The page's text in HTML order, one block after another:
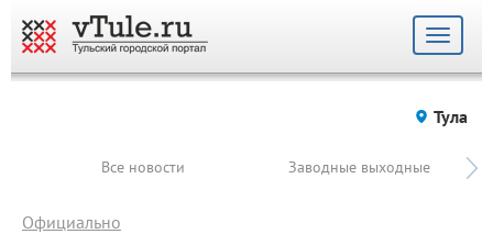
Toggle
Тула
Все новости Заводные выходные
Официально